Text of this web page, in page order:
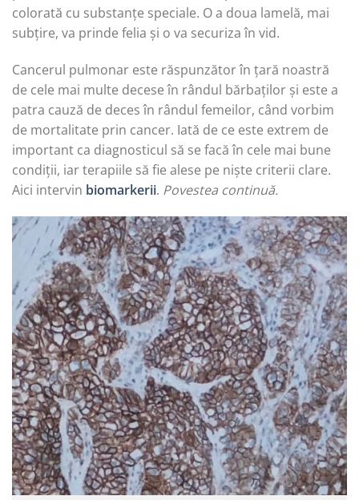
colorată cu substanțe speciale. O a doua lamelă, mai
subțire, va prinde felia și o va securiza în vid.
Cancerul pulmonar este răspunzător în țară noastră
de cele mai multe decese în rândul bărbaților și este a
patra cauză de deces în rândul femeilor, când vorbim
de mortalitate prin cancer. Iată de ce este extrem de
important ca diagnosticul să se facă în cele mai bune
condiții, iar terapiile să fie alese pe niște criterii clare.
Aici intervin biomarkerii. Povestea continuă.